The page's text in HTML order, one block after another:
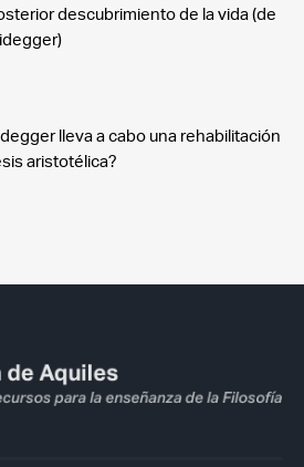
descubrimiento de la vida (de
lleva a cabo una rehabilitación
aristotélica?